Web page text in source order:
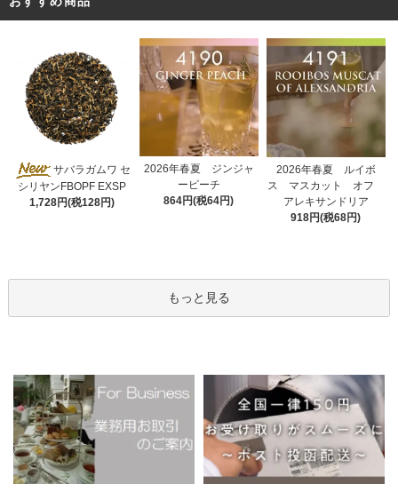
サバラガムワ セ
シリヤンFBOPF EXSP
1,728円(税128円)
2026年春夏 ジンジャ
ーピーチ
864円(税64円)
2026年春夏 ルイボ
ス マスカット オフ
アレキサンドリア
918円(税68円)
もっと見る